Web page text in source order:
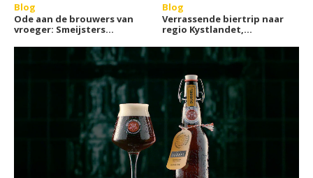
Blog
Ode aan de brouwers van
vroeger: Smeijsters
Blog
Verrassende biertrip naar
regio Kystlandet,